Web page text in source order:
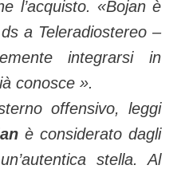
l’acquisto. «Bojan è
a Teleradiostereo –
integrarsi in
conosce ».
offensivo, leggi
è considerato dagli
stella. Al